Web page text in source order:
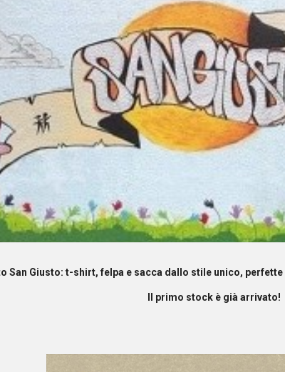
content Skip to
San Giusto: t-shirt, felpa e sacca dallo stile unico,
primo stock è già arrivato!